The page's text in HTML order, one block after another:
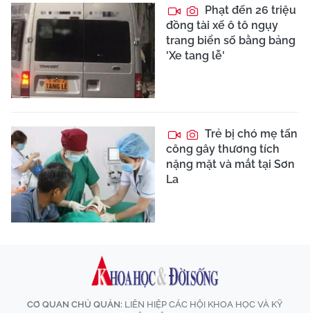
Phạt đến 26 triệu
đồng tài xế ô tô ngụy
trang biển số bằng bảng
'Xe tang lễ'
Trẻ bị chó mẹ tấn
công gây thương tích
nặng mặt và mắt tại Sơn
La
CƠ QUAN CHỦ QUẢN: LIÊN HIỆP CÁC HỘI KHOA HỌC VÀ KỸ